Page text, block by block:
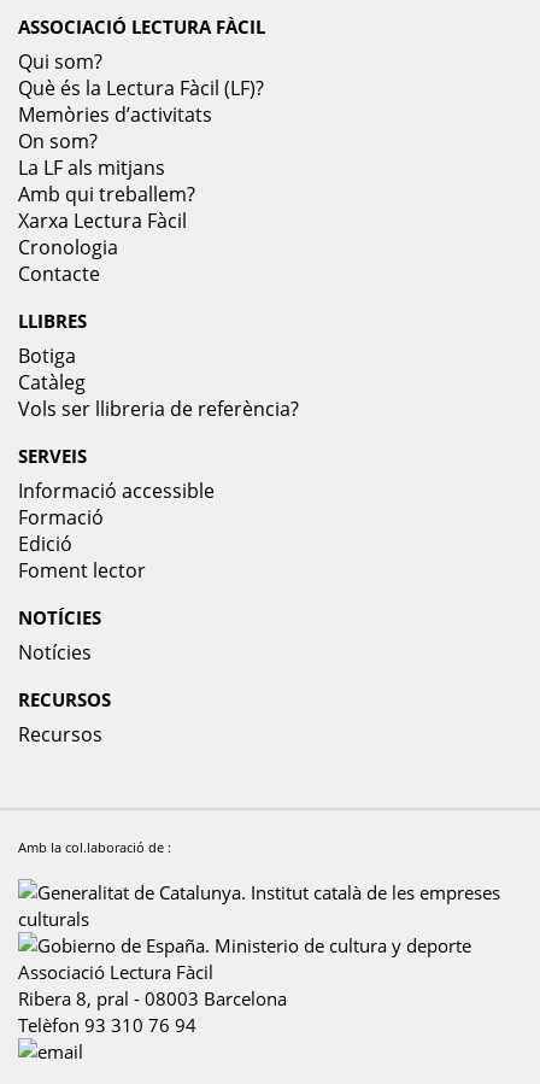
ASSOCIACIÓ LECTURA FÀCIL
Qui som?
Què és la Lectura Fàcil (LF)?
Memòries d’activitats
On som?
La LF als mitjans
Amb qui treballem?
Xarxa Lectura Fàcil
Cronologia
Contacte
LLIBRES
Botiga
Catàleg
Vols ser llibreria de referència?
SERVEIS
Informació accessible
Formació
Edició
Foment lector
NOTÍCIES
Notícies
RECURSOS
Recursos
Amb la col.laboració de :
Associació Lectura Fàcil
Ribera 8, pral - 08003 Barcelona
Telèfon 93 310 76 94